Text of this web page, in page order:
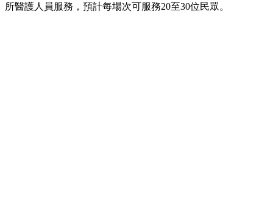
所醫護人員服務，預計每場次可服務20至30位民眾。